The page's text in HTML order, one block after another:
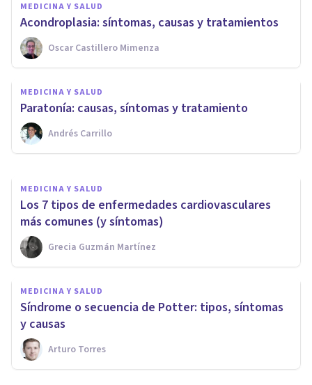
MEDICINA Y SALUD
Acondroplasia: síntomas, causas y tratamientos
Oscar Castillero Mimenza
MEDICINA Y SALUD
Paratonía: causas, síntomas y tratamiento
Andrés Carrillo
MEDICINA Y SALUD
Enfermedad de Graves-
Basedow: síntomas, causas y
tratamiento
Psicología Y Mente
MEDICINA Y SALUD
Los 7 tipos de enfermedades cardiovasculares
más comunes (y síntomas)
Grecia Guzmán Martínez
MEDICINA Y SALUD
Síndrome o secuencia de Potter: tipos, síntomas
y causas
Arturo Torres